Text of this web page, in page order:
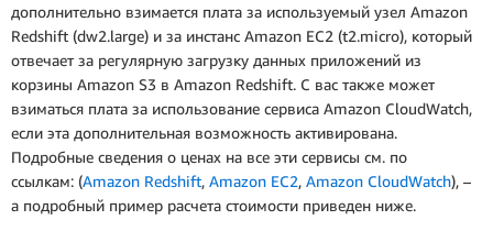
дополнительно взимается плата за используемый узел Amazon
Redshift (dw2.large) и за инстанс Amazon EC2 (t2.micro), который
отвечает за регулярную загрузку данных приложений из
корзины Amazon S3 в Amazon Redshift. С вас также может
взиматься плата за использование сервиса Amazon CloudWatch,
если эта дополнительная возможность активирована.
Подробные сведения о ценах на все эти сервисы см. по
ссылкам: (Amazon Redshift, Amazon EC2, Amazon CloudWatch), –
а подробный пример расчета стоимости приведен ниже.